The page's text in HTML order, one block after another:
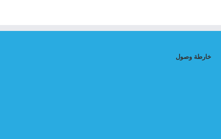
خارطة وصول